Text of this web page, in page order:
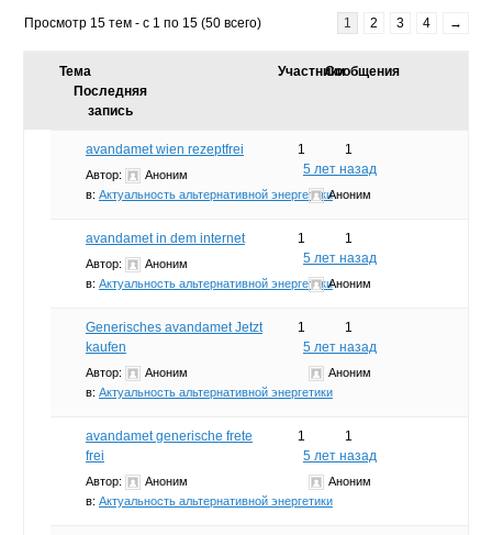
Просмотр 15 тем - с 1 по 15 (50 всего) 1 2 3 4 →
Тема УчастникиСообщения
Последняя
запись
avandamet wien rezeptfrei
Автор:
Аноним
в: Актуальность альтернативной энергетики
1
1
5 лет назад
Аноним
avandamet in dem internet
Автор:
Аноним
в: Актуальность альтернативной энергетики
1
1
5 лет назад
Аноним
Generisches avandamet Jetzt
kaufen
Автор:
Аноним
в: Актуальность альтернативной энергетики
1
1
5 лет назад
Аноним
avandamet generische frete
frei
Автор:
Аноним
в: Актуальность альтернативной энергетики
1
1
5 лет назад
Аноним